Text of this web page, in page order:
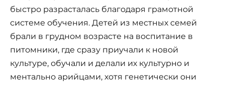
быстро разрасталась благодаря грамотной
системе обучения. Детей из местных семей
брали в грудном возрасте на воспитание в
питомники, где сразу приучали к новой
культуре, обучали и делали их культурно и
ментально арийцами, хотя генетически они